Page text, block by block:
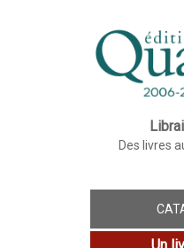
Des livres
Un